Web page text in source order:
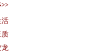
>>
活
质
龙